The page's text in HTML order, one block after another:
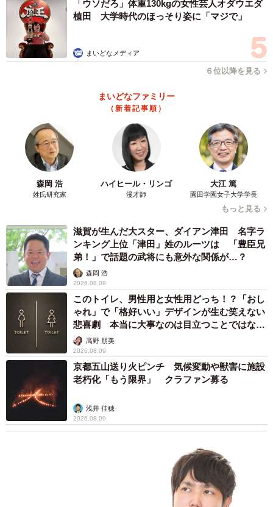
た。
「ウソだろ」体重130kgの女性芸人オダウエダ
植田 大学時代のほっそり姿に「マジで」
まいどなメディア
６位以降を見る
まいどなファミリー
（新着記事順）
森岡 浩
姓氏研究家
ハイヒール・リンゴ
漫才師
大江 篤
園田学園女子大学学長
もっと見る
滋賀が生んだ大スター、ダイアン津田 名字ラ
ンキング上位「津田」姓のルーツは 「豊臣兄
弟！」で話題の武将にも意外な関係が…？
森岡 浩
2026.08.09
このトイレ、男性用と女性用どっち！？「おし
ゃれ」で「格好いい」デザインが生む笑えない
悲喜劇 本当に大事なのは目立つことではな
く…高野 朋美
2026.08.09
京都五山送り火ピンチ 気候変動や獣害に施設
老朽化「もう限界」 クラファン募る
浅井 佳穂
2026.08.09